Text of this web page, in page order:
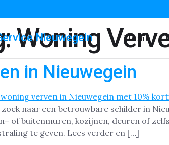
Nieuwegein Home
Woning
in Nieuwegein
zoek naar een betrouwbare schilder in
of buitenmuren, kozijnen, deuren of
te geven. Lees verder en […]